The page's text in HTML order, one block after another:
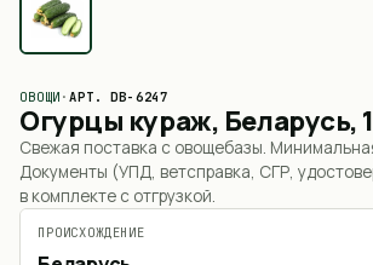
ОВОЩИ ·АРТ.DB-6247
Огурцы кураж, Беларусь,
Свежая поставка с овощебазы.
Документы (УПД, ветсправка, СГР,
в комплекте с отгрузкой.
ПРОИСХОЖДЕНИЕ